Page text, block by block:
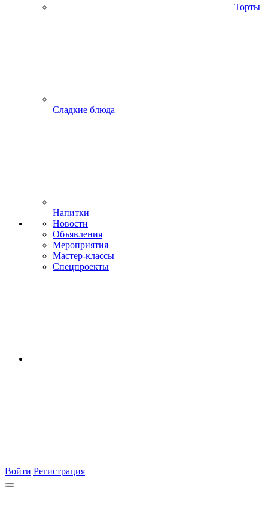
Торты
Сладкие блюда
Напитки
Новости
Объявления
Мероприятия
Мастер-классы
Спецпроекты
Войти Регистрация